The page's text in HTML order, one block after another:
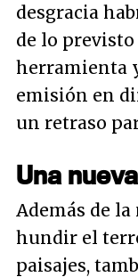
desgracia
de lo
herramienta
emisión en
un retraso
Una
Además de la
hundir el
paisajes,